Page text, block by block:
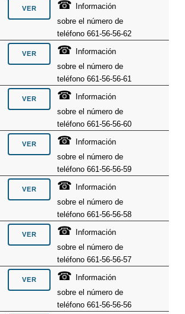
☎
Información
sobre el número de
teléfono 661-56-56-62
☎
Información
sobre el número de
teléfono 661-56-56-61
☎
Información
sobre el número de
teléfono 661-56-56-60
☎
Información
sobre el número de
teléfono 661-56-56-59
☎
Información
sobre el número de
teléfono 661-56-56-58
☎
Información
sobre el número de
teléfono 661-56-56-57
☎
Información
sobre el número de
teléfono 661-56-56-56